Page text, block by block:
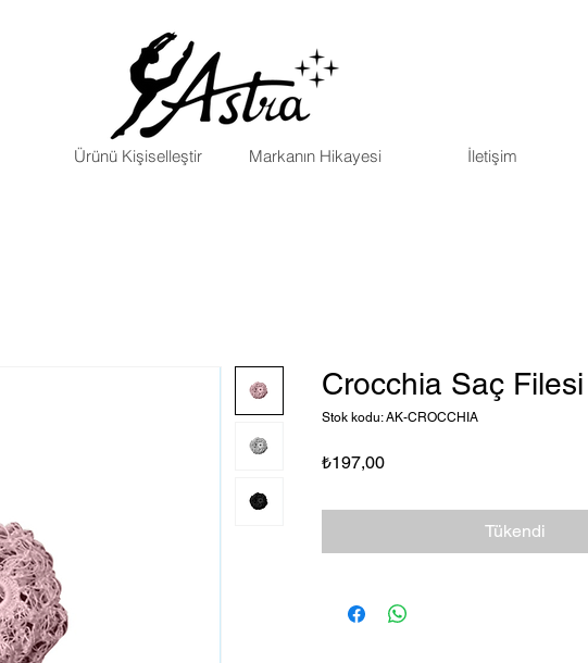
Ürünü Kişiselleştir Markanın Hikayesi İletişim
Crocchia Saç Filesi
Stok kodu: AK-CROCCHIA
₺197,00Fiyat
Tükendi